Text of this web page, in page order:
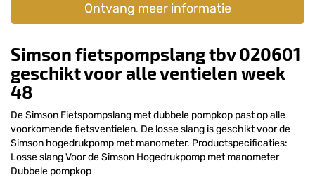
Ontvang meer informatie
Simson fietspompslang tbv 020601
geschikt voor alle ventielen week
48
De Simson Fietspompslang met dubbele pompkop past op alle
voorkomende fietsventielen. De losse slang is geschikt voor de
Simson hogedrukpomp met manometer. Productspecificaties:
Losse slang Voor de Simson Hogedrukpomp met manometer
Dubbele pompkop